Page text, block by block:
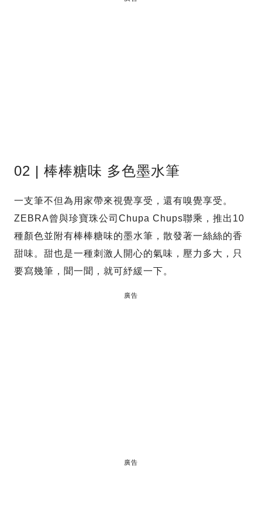
02 | 棒棒糖味 多色墨水筆
一支筆不但為用家帶來視覺享受，還有嗅覺享受。
ZEBRA曾與珍寶珠公司Chupa Chups聯乘，推出10
種顏色並附有棒棒糖味的墨水筆，散發著一絲絲的香
甜味。甜也是一種刺激人開心的氣味，壓力多大，只
要寫幾筆，聞一聞，就可紓緩一下。
廣告
廣告